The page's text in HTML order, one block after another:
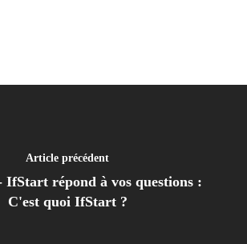
Article précédent
IfStart répond à vos questions :
C'est quoi IfStart ?